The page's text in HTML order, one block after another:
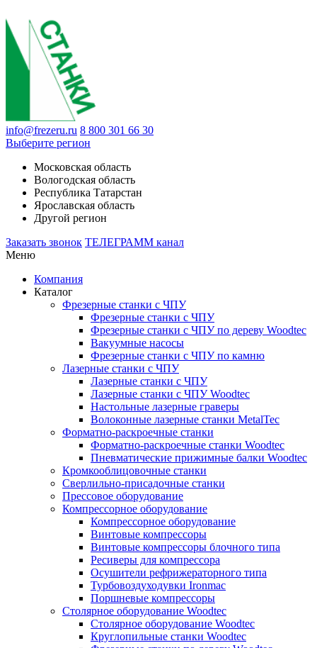
info@frezeru.ru 8 800 301 66 30
Выберите регион
Московская область
Вологодская область
Республика Татарстан
Ярославская область
Другой регион
Заказать звонок ТЕЛЕГРАММ канал
Меню
Компания
Каталог
Фрезерные станки с ЧПУ
Фрезерные станки с ЧПУ
Фрезерные станки с ЧПУ по дереву Woodtec
Вакуумные насосы
Фрезерные станки с ЧПУ по камню
Лазерные станки с ЧПУ
Лазерные станки с ЧПУ
Лазерные станки с ЧПУ Woodtec
Настольные лазерные граверы
Волоконные лазерные станки MetalTec
Форматно-раскроечные станки
Форматно-раскроечные станки Woodtec
Пневматические прижимные балки Woodtec
Кромкооблицовочные станки
Сверлильно-присадочные станки
Прессовое оборудование
Компрессорное оборудование
Компрессорное оборудование
Винтовые компрессоры
Винтовые компрессоры блочного типа
Ресиверы для компрессора
Осушители рефрижераторного типа
Турбовоздуходувки Ironmac
Поршневые компрессоры
Столярное оборудование Woodtec
Столярное оборудование Woodtec
Круглопильные станки Woodtec